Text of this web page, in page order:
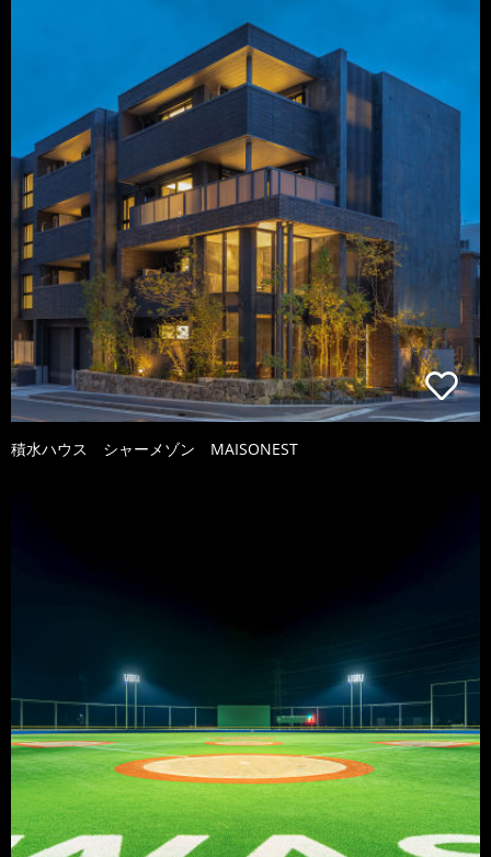
積水ハウス シャーメゾン MAISONEST